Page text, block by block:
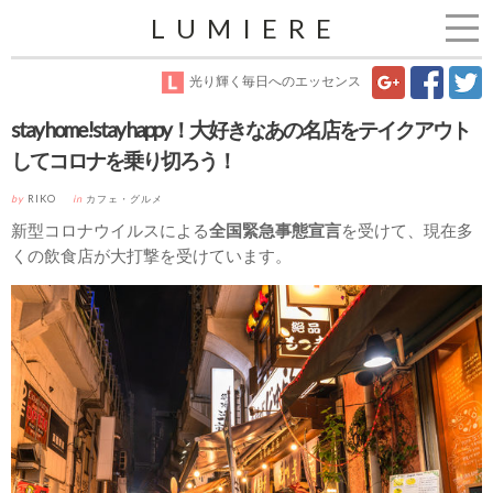
LUMIERE
光り輝く毎日へのエッセンス
stay home!stay happy！大好きなあの名店をテイクアウト
してコロナを乗り切ろう！
by RIKO in カフェ・グルメ
新型コロナウイルスによる全国緊急事態宣言を受けて、現在多
くの飲食店が大打撃を受けています。